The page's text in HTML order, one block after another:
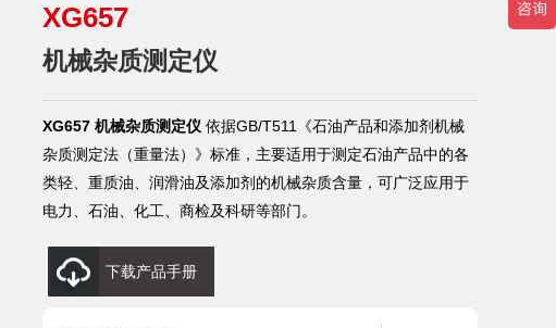
XG657
机械杂质测定仪
XG657 机械杂质测定仪 依据GB/T511《石油产品和添加剂机械
杂质测定法（重量法）》标准，主要适用于测定石油产品中的各
类轻、重质油、润滑油及添加剂的机械杂质含量，可广泛应用于
电力、石油、化工、商检及科研等部门。
下载产品手册